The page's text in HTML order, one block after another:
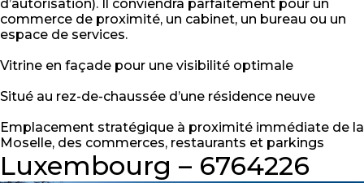
d’autorisation). Il conviendra parfaitement pour un
commerce de proximité, un cabinet, un bureau ou un
espace de services.
Vitrine en façade pour une visibilité optimale
Situé au rez-de-chaussée d’une résidence neuve
Emplacement stratégique à proximité immédiate de la
Moselle, des commerces, restaurants et parkings
Luxembourg – 6764226